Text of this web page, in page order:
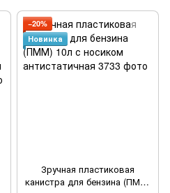
−20%
Новинка
Зручная пластиковая
канистра для бензина (ПММ)